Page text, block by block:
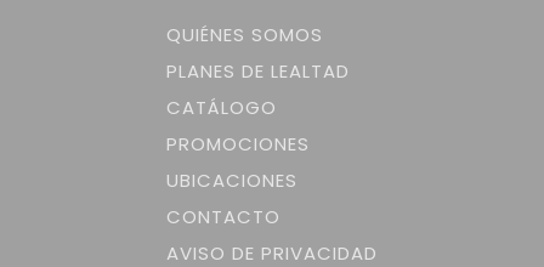
QUIÉNES SOMOS
PLANES DE LEALTAD
CATÁLOGO
PROMOCIONES
UBICACIONES
CONTACTO
AVISO DE PRIVACIDAD